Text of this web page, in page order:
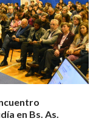
en Bs. As.